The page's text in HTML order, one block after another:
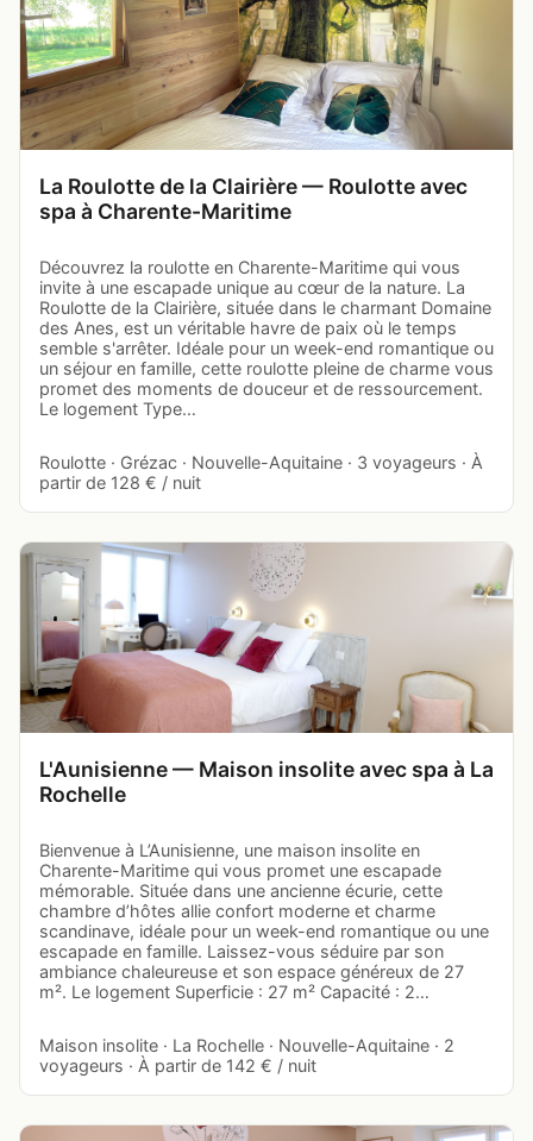
La Roulotte de la Clairière — Roulotte avec
spa à Charente-Maritime
Découvrez la roulotte en Charente-Maritime qui vous
invite à une escapade unique au cœur de la nature. La
Roulotte de la Clairière, située dans le charmant Domaine
des Anes, est un véritable havre de paix où le temps
semble s'arrêter. Idéale pour un week-end romantique ou
un séjour en famille, cette roulotte pleine de charme vous
promet des moments de douceur et de ressourcement.
Le logement Type…
Roulotte · Grézac · Nouvelle-Aquitaine · 3 voyageurs · À
partir de 128 € / nuit
L'Aunisienne — Maison insolite avec spa à La
Rochelle
Bienvenue à L’Aunisienne, une maison insolite en
Charente-Maritime qui vous promet une escapade
mémorable. Située dans une ancienne écurie, cette
chambre d’hôtes allie confort moderne et charme
scandinave, idéale pour un week-end romantique ou une
escapade en famille. Laissez-vous séduire par son
ambiance chaleureuse et son espace généreux de 27
m². Le logement Superficie : 27 m² Capacité : 2…
Maison insolite · La Rochelle · Nouvelle-Aquitaine · 2
voyageurs · À partir de 142 € / nuit